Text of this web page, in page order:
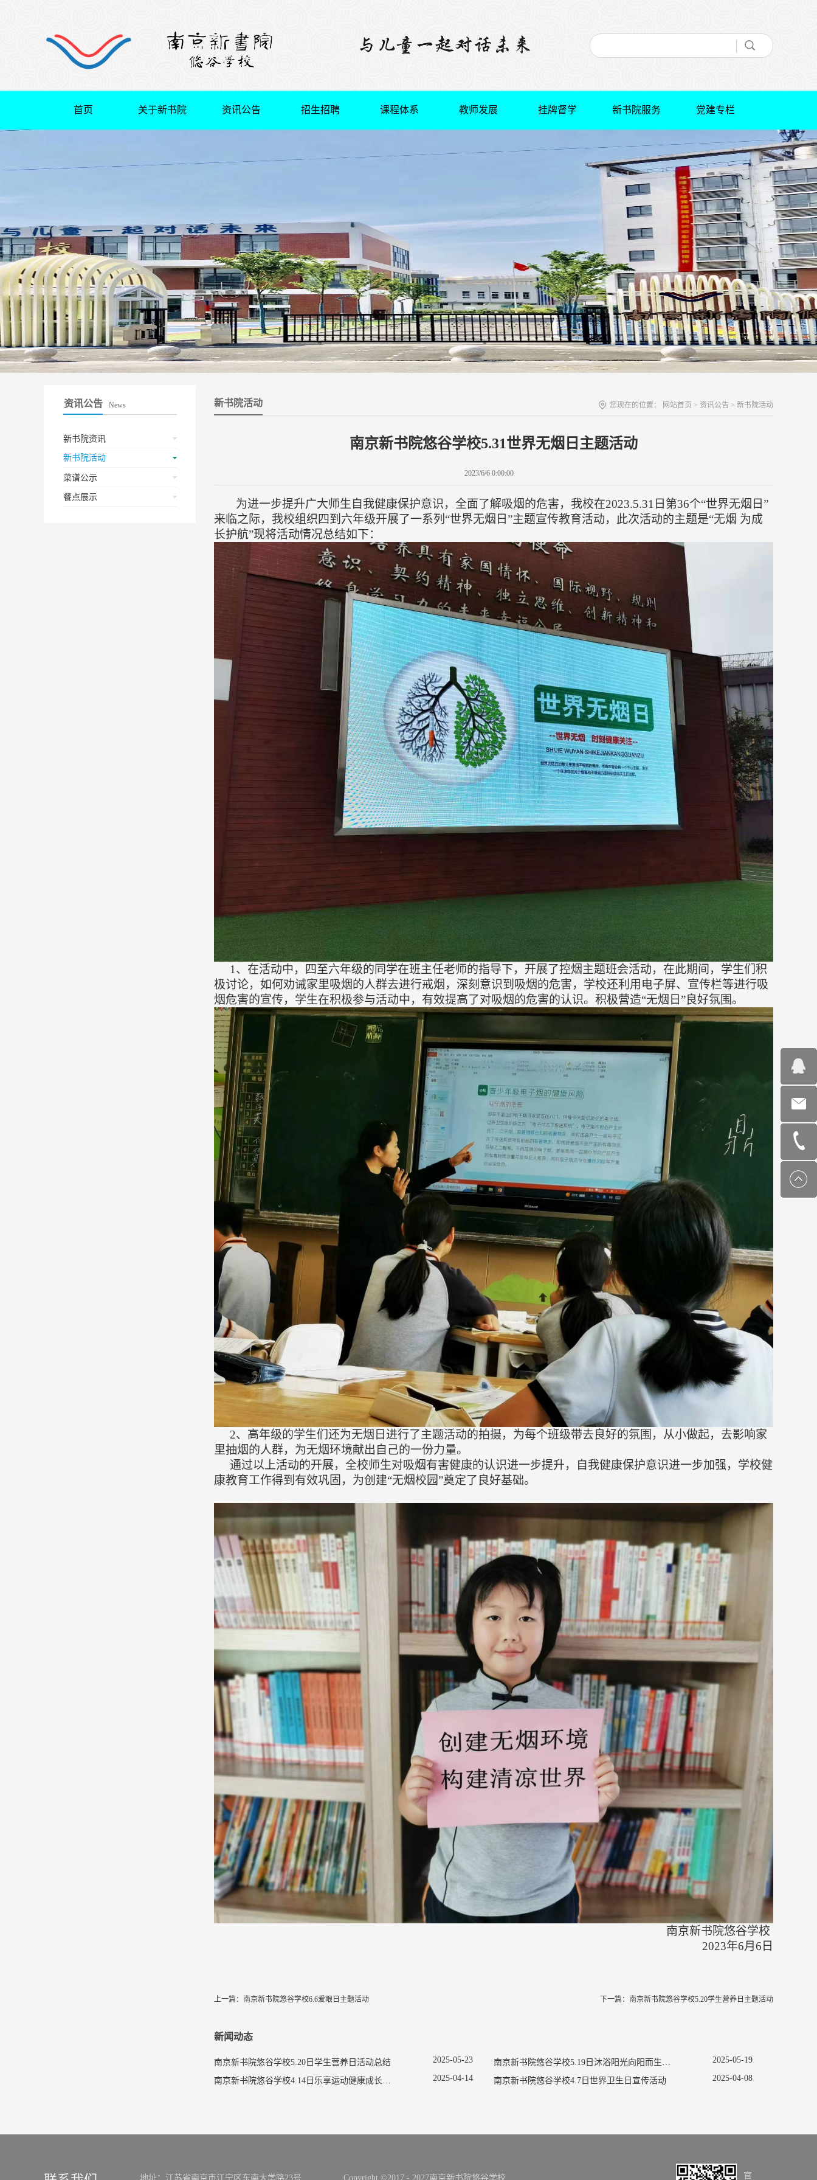
首页 关于新书院 资讯公告 招生招聘 课程体系 教师发展 挂牌督学 新书院服务 党建专栏
资讯公告 News
新书院资讯
新书院活动
菜谱公示
餐点展示
新书院活动 您现在的位置： 网站首页 > 资讯公告 > 新书院活动
南京新书院悠谷学校5.31世界无烟日主题活动
2023/6/6 0:00:00
为进一步提升广大师生自我健康保护意识，全面了解吸烟的危害， 我校在2023.5.31日 第36个“世界无烟日”
来临之际， 我校组织 四到六年级开展了一系列 “世界无烟日”主题宣传教育活动， 此次活动的主题是“无烟 为成
长护航”现将活动情况总结如下：
1、 在活动中， 四 至六年级的同学在班主任老师的指导下，开展了控烟 主题班会活动， 在此期间， 学生们积
极讨论，如何劝诫家里吸烟的人群去进行戒烟，深刻意识到吸烟的危害，学校还利用电子屏、宣传栏等进行吸
烟危害的宣传， 学生在积极参与活动中，有效提高了对吸烟的危害的认识。积极营造“无烟日”良好氛围。
2、 高年级的学生们还为无烟日进行了主题活动的拍摄，为每个班级带去良好的氛围，从小做起，去影响家
里抽烟的人群，为无烟环境献出自己的一份力量。
通过以上活动的开展，全校师生对吸烟有害健康的认识进一步提升，自我健康保护意识进一步加强，学校健
康教育工作得到有效巩固，为创建“无烟校园”奠定了良好基础。
南京新书院悠谷学校
2023年6月 6 日
上一篇： 南京新书院悠谷学校6.6爱眼日主题活动 下一篇： 南京新书院悠谷学校5.20学生营养日主题活动
新闻动态
南京新书院悠谷学校5.20日学生营养日活动总结 2025-05-23 2025-05-19
2025-04-14 南京新书院悠谷学校4.7日世界卫生日宣传活动 2025-04-08
地址：江苏省南京市江宁区东南大学路23号 Copyright ©2017 - 2027南京新书院悠谷学校 官